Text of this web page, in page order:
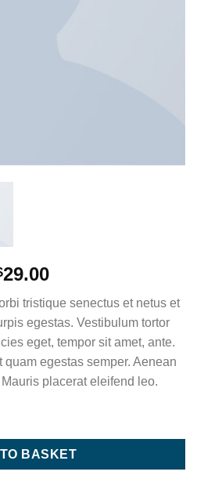
29.00
tristique senectus et netus et
egestas. Vestibulum tortor
eget, tempor sit amet, ante.
egestas semper. Aenean
placerat eleifend leo.
BASKET